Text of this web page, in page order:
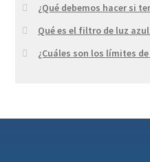
¿Qué debemos hacer si
Qué es el filtro de luz
¿Cuáles son los límites